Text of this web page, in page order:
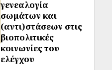
γενεαλογία
σωμάτων και
(αντι)στάσεων στις
βιοπολιτικές
κοινωνίες του
ελέγχου